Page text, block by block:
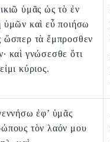
ὑμᾶς ὡς τὸ ἐν
ὑμῶν καὶ εὖ ποιήσω
ὥσπερ τὰ ἔμπροσθεν
καὶ γνώσεσθε ὅτι
κύριος.
ἐφ’ ὑμᾶς
τὸν λαόν μου